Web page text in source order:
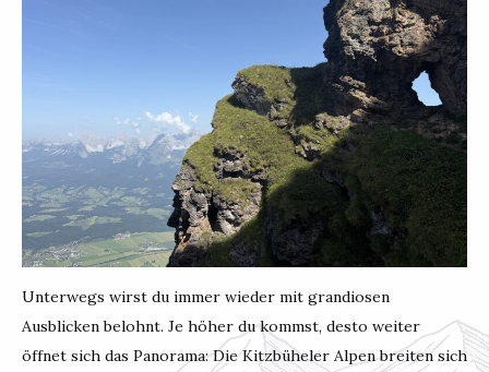
Unterwegs wirst du immer wieder mit grandiosen
Ausblicken belohnt. Je höher du kommst, desto weiter
öffnet sich das Panorama: Die Kitzbüheler Alpen breiten sich